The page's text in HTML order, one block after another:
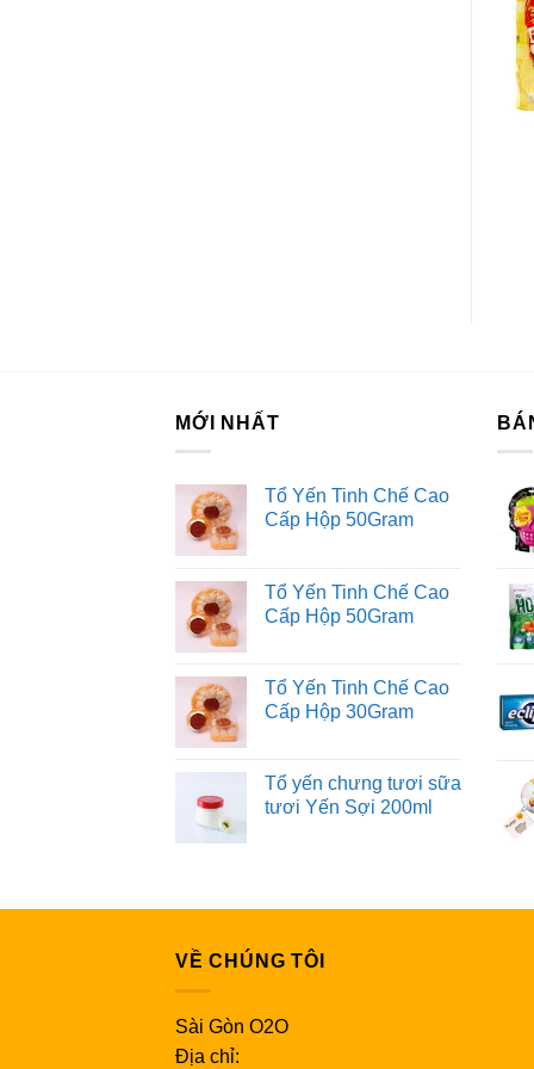
MỚI NHẤT
Tổ Yến Tinh Chế Cao
Cấp Hộp 50Gram
Tổ Yến Tinh Chế Cao
Cấp Hộp 50Gram
Tổ Yến Tinh Chế Cao
Cấp Hộp 30Gram
Tổ yến chưng tươi sữa
tươi Yến Sợi 200ml
VỀ CHÚNG TÔI
Sài Gòn O2O
Địa chỉ: